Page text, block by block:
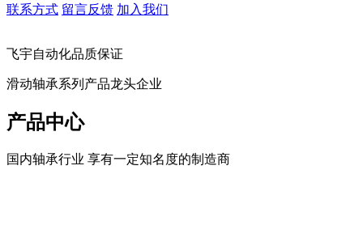
联系方式 留言反馈 加入我们
飞宇自动化品质保证
滑动轴承系列产品龙头企业
产品中心
国内轴承行业 享有一定知名度的制造商